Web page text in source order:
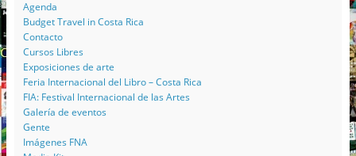
Agenda
Budget Travel in Costa Rica
Contacto
Cursos Libres
Exposiciones de arte
Feria Internacional del Libro – Costa Rica
FIA: Festival Internacional de las Artes
Galería de eventos
Gente
Imágenes FNA